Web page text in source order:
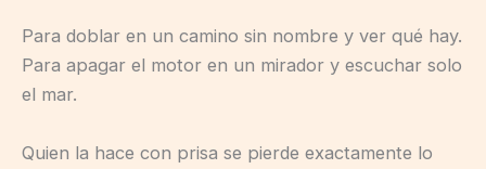
Para doblar en un camino sin nombre y ver qué hay.
Para apagar el motor en un mirador y escuchar solo
el mar.
Quien la hace con prisa se pierde exactamente lo